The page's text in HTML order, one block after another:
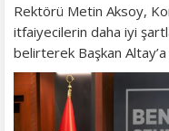
Rektörü Metin Aksoy,
itfaiyecilerin daha iyi
belirterek Başkan